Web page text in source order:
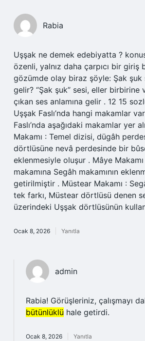
Rabia
Uşşak ne demek edebiyatta ?
özenli, yalnız daha çarpıcı bir giriş
gözümde olay biraz şöyle: Şak şuk
gelir? “Şak şuk” sesi, eller birbirine
çıkan ses anlamına gelir . 12 15
Uşşak Faslı’nda hangi makamlar
Faslı’nda aşağıdaki makamlar yer
Makamı : Temel dizisi, dügâh
dörtlüsüne nevâ perdesinde bir
eklenmesiyle oluşur . Mâye
makamına Segâh makamının
getirilmiştir . Müstear Makamı :
tek farkı, Müstear dörtlüsü denen
üzerindeki Uşşak dörtlüsünün
Ocak 8, 2026 Yanıtla
admin
Rabia! Görüşleriniz, çalışmayı
bütünlüklü hale getirdi.
Ocak 8, 2026 Yanıtla